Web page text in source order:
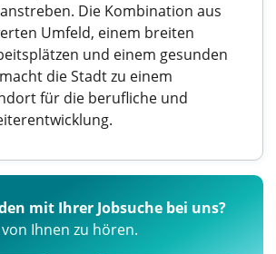
Die Kombination aus
Umfeld, einem breiten
und einem gesunden
die Stadt zu einem
für die berufliche und
mit Ihrer Jobsuche bei uns?
Ihnen zu hören.